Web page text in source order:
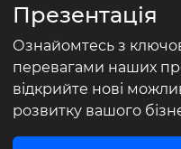
Презентація
Ознайомтесь з
перевагами наших
відкрийте нові
розвитку вашого